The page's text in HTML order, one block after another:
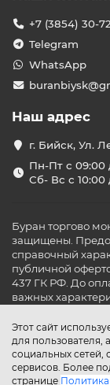
Этот сайт
для
социальных сетей,
сервисов. Более
странице
+7 (3854) 30-
Telegram
WhatsApp
Наш адрес
г. Бийск, Ул.
Пн-Пт с 09:00
Сб- Вс с 10:00
Буран торгово
защищены.
справочный
публичной
437 ГК РФ. До
важных